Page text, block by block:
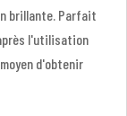
brillante. Parfait
l'utilisation
d'obtenir